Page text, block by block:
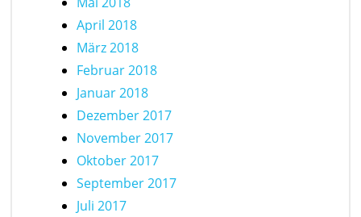
April 2018
März 2018
Februar 2018
Januar 2018
Dezember 2017
November 2017
Oktober 2017
September 2017
Juli 2017